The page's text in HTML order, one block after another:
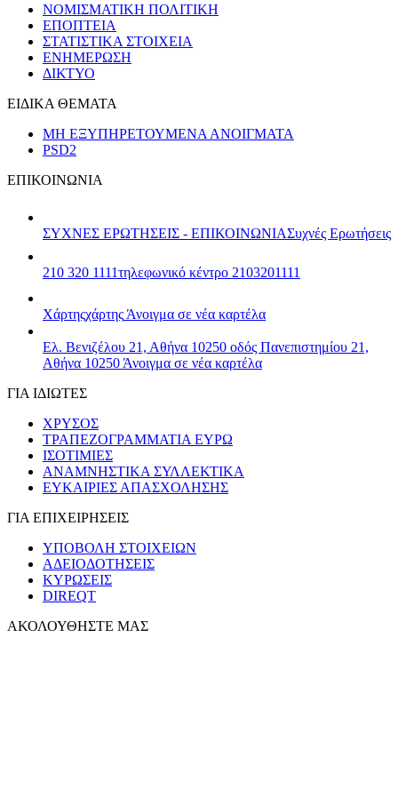
ΝΟΜΙΣΜΑΤΙΚΗ ΠΟΛΙΤΙΚΗ
ΕΠΟΠΤΕΙΑ
ΣΤΑΤΙΣΤΙΚΑ ΣΤΟΙΧΕΙΑ
ΕΝΗΜΕΡΩΣΗ
ΔΙΚΤΥΟ
ΕΙΔΙΚΑ ΘΕΜΑΤΑ
ΜΗ ΕΞΥΠΗΡΕΤΟΥΜΕΝΑ ΑΝΟΙΓΜΑΤΑ
PSD2
ΕΠΙΚΟΙΝΩΝΙΑ
ΣΥΧΝΕΣ ΕΡΩΤΗΣΕΙΣ - ΕΠΙΚΟΙΝΩΝΙΑΣυχνές Ερωτήσεις
210 320 1111τηλεφωνικό κέντρο 2103201111
Χάρτηςχάρτης Άνοιγμα σε νέα καρτέλα
Ελ. Βενιζέλου 21, Αθήνα 10250 οδός Πανεπιστημίου 21,
Αθήνα 10250 Άνοιγμα σε νέα καρτέλα
ΓΙΑ ΙΔΙΩΤΕΣ
ΧΡΥΣΟΣ
ΤΡΑΠΕΖΟΓΡΑΜΜΑΤΙΑ ΕΥΡΩ
ΙΣΟΤΙΜΙΕΣ
ΑΝΑΜΝΗΣΤΙΚΑ ΣΥΛΛΕΚΤΙΚΑ
ΕΥΚΑΙΡΙΕΣ ΑΠΑΣΧΟΛΗΣΗΣ
ΓΙΑ ΕΠΙΧΕΙΡΗΣΕΙΣ
ΥΠΟΒΟΛΗ ΣΤΟΙΧΕΙΩΝ
ΑΔΕΙΟΔΟΤΗΣΕΙΣ
ΚΥΡΩΣΕΙΣ
DIREQT
ΑΚΟΛΟΥΘΗΣΤΕ ΜΑΣ